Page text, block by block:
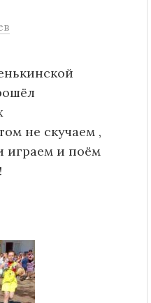
не скучаем ,
играем и поём